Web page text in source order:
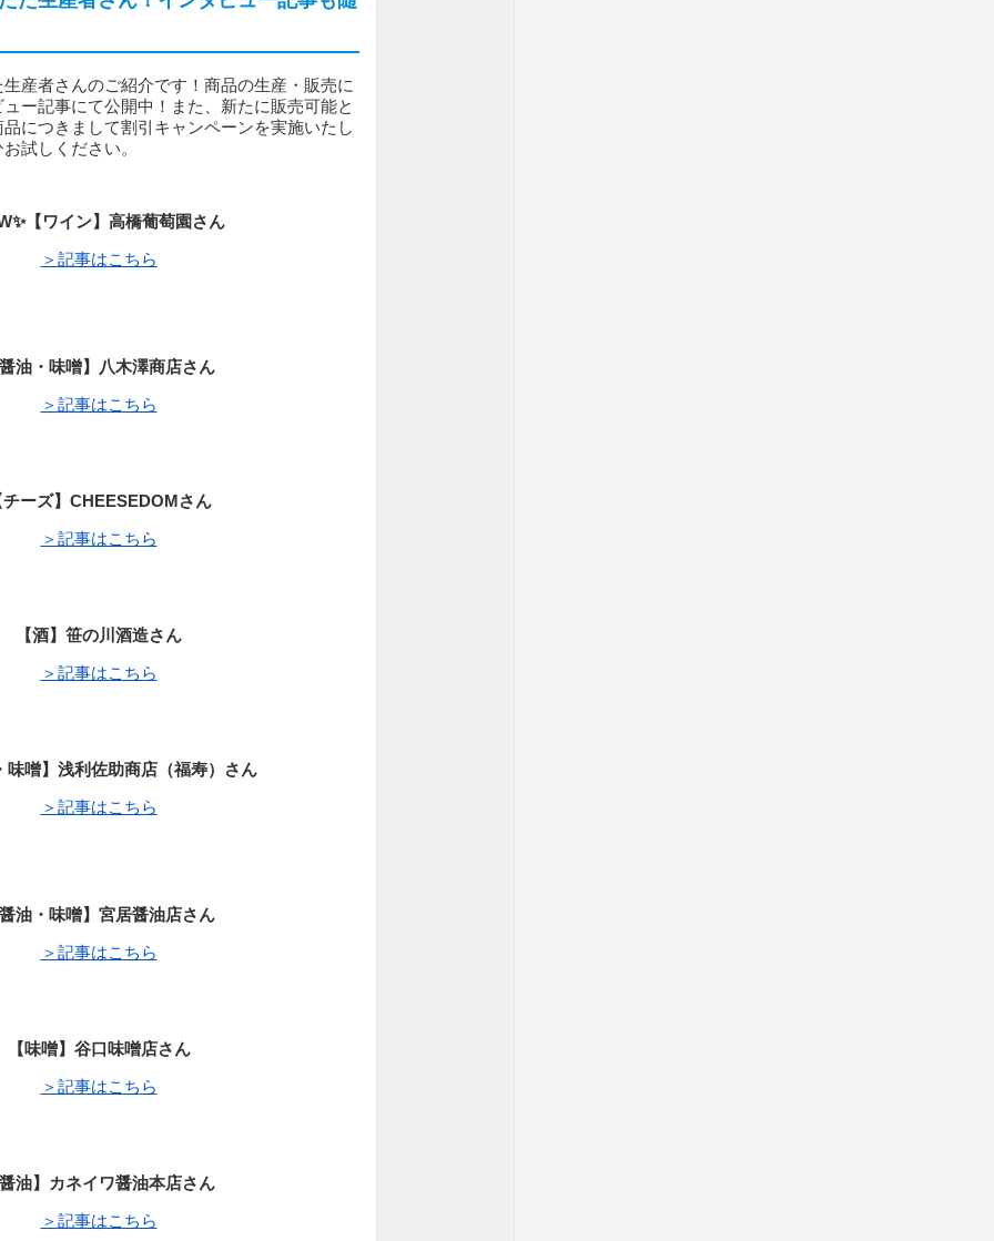
産者さんのご紹介です！商品の生産・販売に
ー記事にて公開中！また、新たに販売可能と
につきまして割引キャンペーンを実施いたし
試しください。
【ワイン】高橋葡萄園さん
＞記事はこちら
油・味噌】八木澤商店さん
＞記事はこちら
ーズ】CHEESEDOMさん
＞記事はこちら
【酒】笹の川酒造さん
＞記事はこちら
味噌】浅利佐助商店（福寿）さん
＞記事はこちら
油・味噌】宮居醤油店さん
＞記事はこちら
【味噌】谷口味噌店さん
＞記事はこちら
油】カネイワ醤油本店さん
＞記事はこちら